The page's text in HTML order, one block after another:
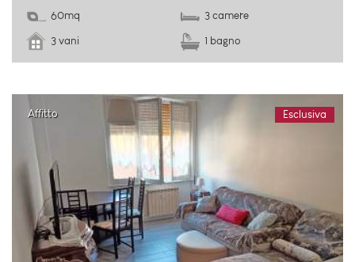
60mq
3 camere
3 vani
1 bagno
Affitto Esclusiva